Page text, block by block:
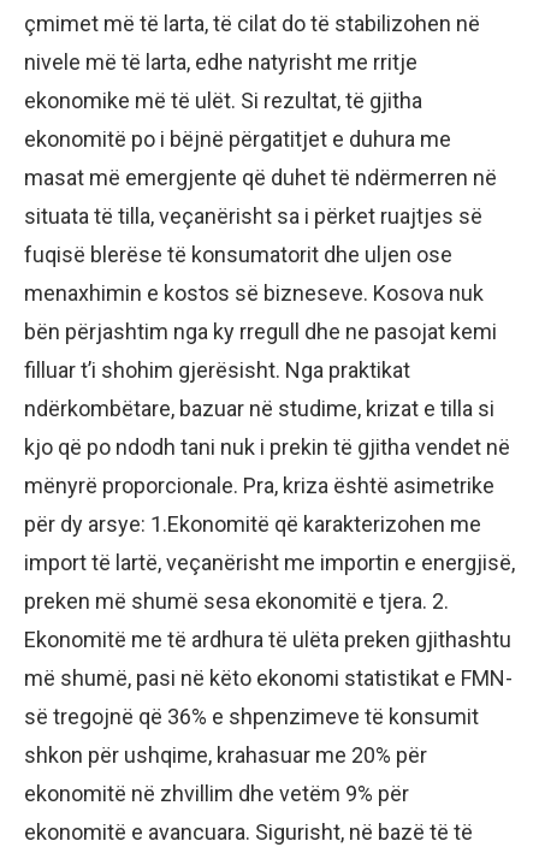
çmimet më të larta, të cilat do të stabilizohen në
nivele më të larta, edhe natyrisht me rritje
ekonomike më të ulët. Si rezultat, të gjitha
ekonomitë po i bëjnë përgatitjet e duhura me
masat më emergjente që duhet të ndërmerren në
situata të tilla, veçanërisht sa i përket ruajtjes së
fuqisë blerëse të konsumatorit dhe uljen ose
menaxhimin e kostos së bizneseve. Kosova nuk
bën përjashtim nga ky rregull dhe ne pasojat kemi
filluar t’i shohim gjerësisht. Nga praktikat
ndërkombëtare, bazuar në studime, krizat e tilla si
kjo që po ndodh tani nuk i prekin të gjitha vendet në
mënyrë proporcionale. Pra, kriza është asimetrike
për dy arsye: 1.Ekonomitë që karakterizohen me
import të lartë, veçanërisht me importin e energjisë,
preken më shumë sesa ekonomitë e tjera. 2.
Ekonomitë me të ardhura të ulëta preken gjithashtu
më shumë, pasi në këto ekonomi statistikat e FMN-
së tregojnë që 36% e shpenzimeve të konsumit
shkon për ushqime, krahasuar me 20% për
ekonomitë në zhvillim dhe vetëm 9% për
ekonomitë e avancuara. Sigurisht, në bazë të të